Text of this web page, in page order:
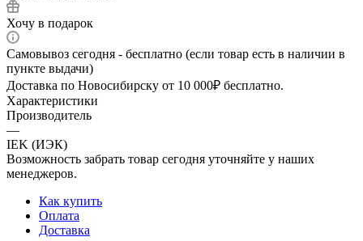
Хочу в подарок
Самовывоз сегодня - бесплатно (если товар есть в наличии в
пункте выдачи)
Доставка по Новосибирску от 10 000₽ бесплатно.
Характеристики
Производитель
—
IEK (ИЭК)
Возможность забрать товар сегодня уточняйте у наших
менеджеров.
Как купить
Оплата
Доставка